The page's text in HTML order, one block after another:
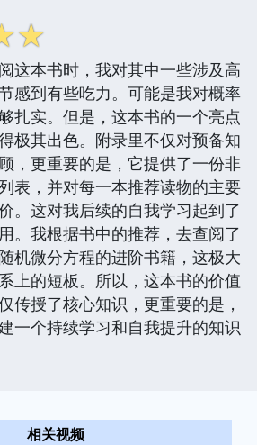
☆
这本书时，我对其中一些涉及高
感到有些吃力。可能是我对概率
扎实。但是，这本书的一个亮点
极其出色。附录里不仅对预备知
，更重要的是，它提供了一份非
表，并对每一本推荐读物的主要
。这对我后续的自我学习起到了
。我根据书中的推荐，去查阅了
机微分方程的进阶书籍，这极大
上的短板。所以，这本书的价值
传授了核心知识，更重要的是，
一个持续学习和自我提升的知识
相关视频